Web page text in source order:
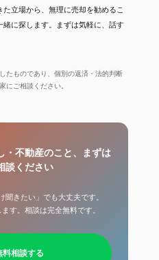
立場から、無理に売却を勧めるこ
緒に探します。まずは気軽に、話す
たものであり、個別の返済・法的判断
にご相談ください。
・不動産のこと、まずは
談ください
聞きたい」でも大丈夫です。
す。相談は完全無料です。
料相談する